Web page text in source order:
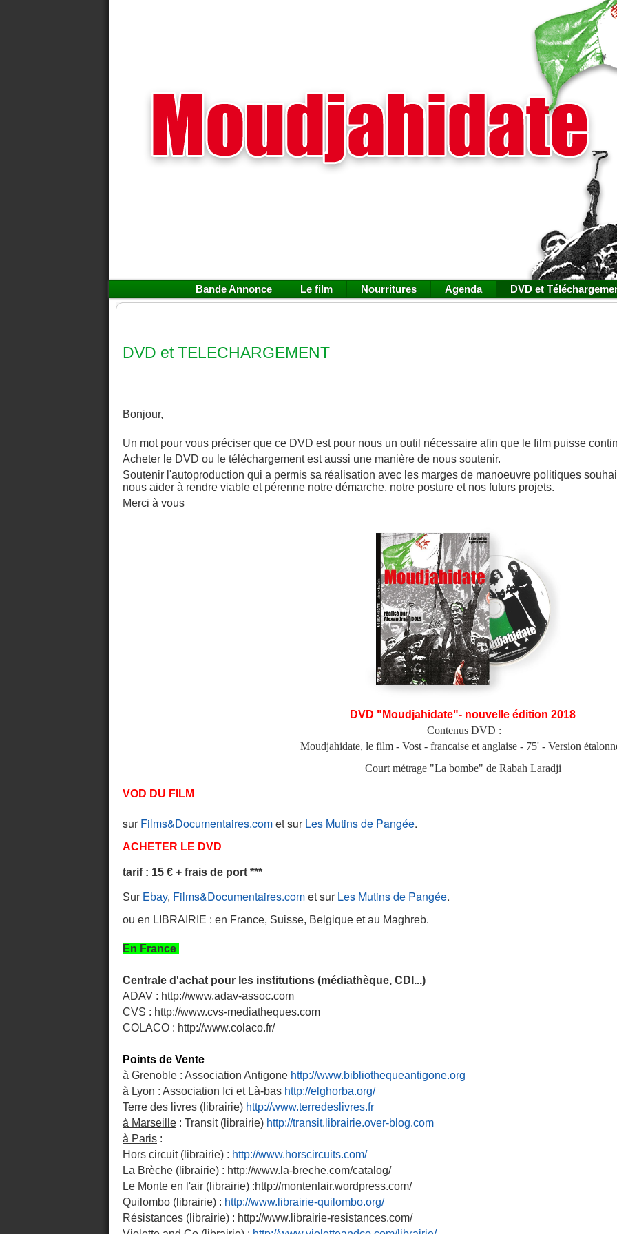
Bande Annonce Le film Nourritures Agenda DVD et
DVD et TELECHARGEMENT
Bonjour,
Un mot pour vous préciser que ce DVD est pour nous un outil nécessaire afin que le film puisse
Acheter le DVD ou le téléchargement est aussi une manière de nous soutenir.
Soutenir l'autoproduction qui a permis sa réalisation avec les marges de manoeuvre politiques
nous aider à rendre viable et pérenne notre démarche, notre posture et nos futurs projets.
Merci à vous
DVD "Moudjahidate"- nouvelle édition 2018
Contenus DVD :
Moudjahidate, le film - Vost - francaise et anglaise - 75' - Version
Court métrage "La bombe" de Rabah Laradji
VOD DU FILM
surFilms&Documentaires.comet surLes Mutins de Pangée.
ACHETER LE DVD
tarif : 15 € + frais de port ***
Sur Ebay, Films&Documentaires.comet surLes Mutins de Pangée.
ou en LIBRAIRIE : en France, Suisse, Belgique et au Maghreb.
En France
Centrale d'achat pour les institutions (médiathèque, CDI...)
ADAV : http://www.adav-assoc.com
CVS : http://www.cvs-mediatheques.com
COLACO : http://www.colaco.fr/
Points de Vente
à Grenoble : Association Antigone http://www.bibliothequeantigone.org
à Lyon : Association Ici et Là-bas http://elghorba.org/
Terre des livres (l ibrairie) http://www.terredeslivres.fr
à Marseille : Transit (l ibrairie) http://transit.librairie.over-blog.com
à Paris :
Hors circuit (librairie) : http://www.horscircuits.com/
La Brèche (librairie) : http://www.la-breche.com/catalog/
Le Monte en l'air (librairie) :http://montenlair.wordpress.com/
Quilombo (librairie) : http://www.librairie-quilombo.org/
Résistances (librairie) : http://www.librairie-resistances.com/